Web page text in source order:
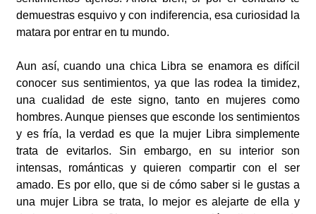
demuestras esquivo y con indiferencia, esa curiosidad la
matara por entrar en tu mundo.
Aun así, cuando una chica Libra se enamora es difícil
conocer sus sentimientos, ya que las rodea la timidez,
una cualidad de este signo, tanto en mujeres como
hombres. Aunque pienses que esconde los sentimientos
y es fría, la verdad es que la mujer Libra simplemente
trata de evitarlos. Sin embargo, en su interior son
intensas, románticas y quieren compartir con el ser
amado. Es por ello, que si de cómo saber si le gustas a
una mujer Libra se trata, lo mejor es alejarte de ella y